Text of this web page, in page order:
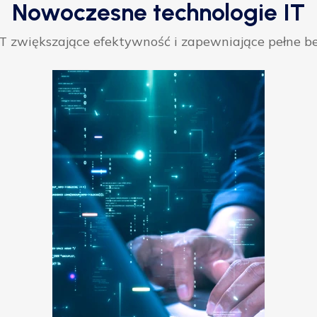
Nowoczesne technologie IT
zwiększające efektywność i zapewniające pełne